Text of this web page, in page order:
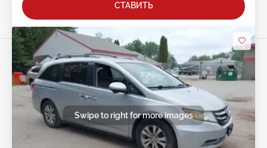
СТАВИТЬ
Swipe to right for more images